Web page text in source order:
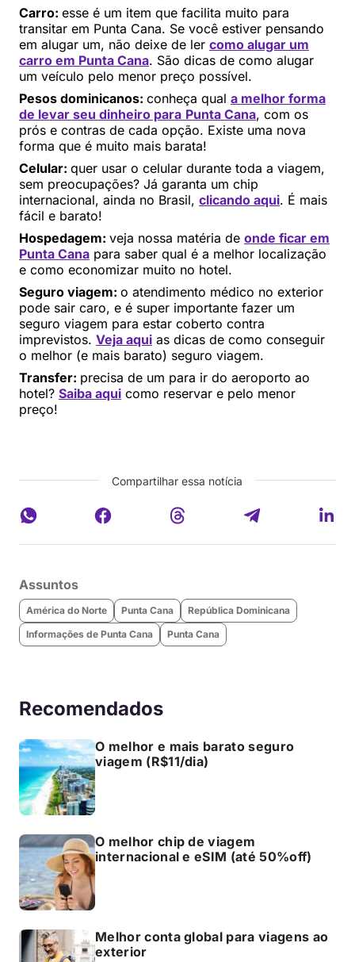
Carro: esse é um item que facilita muito para
transitar em Punta Cana. Se você estiver pensando
em alugar um, não deixe de ler como alugar um
carro em Punta Cana. São dicas de como alugar
um veículo pelo menor preço possível.
Pesos dominicanos: conheça qual a melhor forma
de levar seu dinheiro para Punta Cana, com os
prós e contras de cada opção. Existe uma nova
forma que é muito mais barata!
Celular: quer usar o celular durante toda a viagem,
sem preocupações? Já garanta um chip
internacional, ainda no Brasil, clicando aqui. É mais
fácil e barato!
Hospedagem: veja nossa matéria de onde ficar em
Punta Cana para saber qual é a melhor localização
e como economizar muito no hotel.
Seguro viagem: o atendimento médico no exterior
pode sair caro, e é super importante fazer um
seguro viagem para estar coberto contra
imprevistos. Veja aqui as dicas de como conseguir
o melhor (e mais barato) seguro viagem.
Transfer: precisa de um para ir do aeroporto ao
hotel? Saiba aqui como reservar e pelo menor
preço!
Compartilhar essa notícia
Assuntos
América do Norte Punta Cana
República Dominicana
Informações de Punta Cana
Punta Cana
Recomendados
O melhor e mais barato seguro
viagem (R$11/dia)
O melhor chip de viagem
internacional e eSIM (até 50%off)
Melhor conta global para viagens ao
exterior